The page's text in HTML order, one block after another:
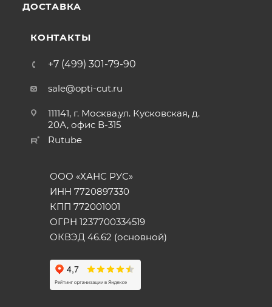
ДОСТАВКА
КОНТАКТЫ
+7 (499) 301-79-90
sale@opti-cut.ru
111141, г. Москва,ул. Кусковская, д.
20А, офис В-315
Rutube
ООО «ХАНС РУС»
ИНН 7720897330
КПП 772001001
ОГРН 1237700334519
ОКВЭД 46.62 (основной)